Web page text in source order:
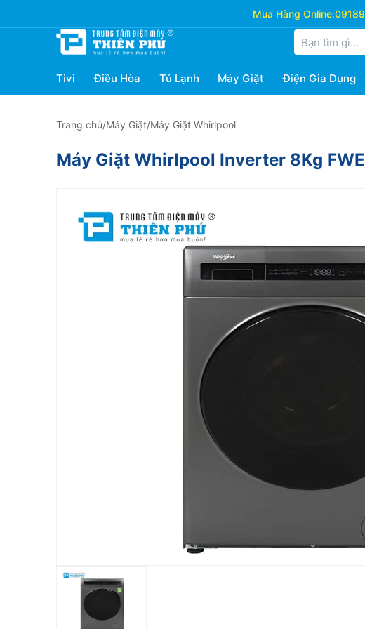
Mua Hàng Online:
Tivi Điều Hòa Tủ Lạnh Máy Giặt Điện Gia Dụng
Trang chủ/Máy Giặt/Máy Giặt Whirlpool
Máy Giặt Whirlpool Inverter 8Kg